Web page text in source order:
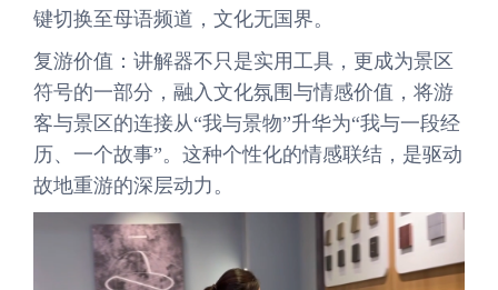
键切换至母语频道，文化无国界。
复游价值：讲解器不只是实用工具，更成为景区
符号的一部分，融入文化氛围与情感价值，将游
客与景区的连接从“我与景物”升华为“我与一段经
历、一个故事”。这种个性化的情感联结，是驱动
故地重游的深层动力。